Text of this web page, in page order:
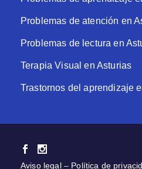
Problemas de atención en
Problemas de lectura en
Terapia Visual en Asturias
Trastornos del aprendizaje
Aviso legal– Política de